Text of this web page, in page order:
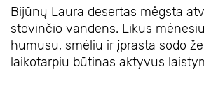
Bijūnų Laura desertas mėgsta
stovinčio vandens. Likus
humusu, smėliu ir įprasta sodo
laikotarpiu būtinas aktyvus